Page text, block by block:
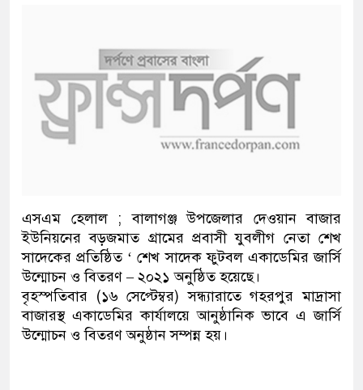
এসএম হেলাল ; বালাগঞ্জ উপজেলার দেওয়ান বাজার
ইউনিয়নের বড়জমাত গ্রামের প্রবাসী যুবলীগ নেতা শেখ
সাদেকের প্রতিষ্ঠিত ‘ শেখ সাদেক ফুটবল একাডেমির জার্সি
উন্মোচন ও বিতরণ – ২০২১ অনুষ্ঠিত হয়েছে।
বৃহস্পতিবার (১৬ সেপ্টেম্বর) সন্ধ্যারাতে গহরপুর মাদ্রাসা
বাজারস্থ একাডেমির কার্যালয়ে আনুষ্ঠানিক ভাবে এ জার্সি
উন্মোচন ও বিতরণ অনুষ্ঠান সম্পন্ন হয়।